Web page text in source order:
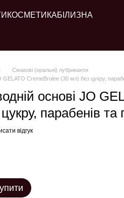
КОСМЕТИКАБІЛИЗНА
Смакові (оральні) лубриканти
GELATO CremeBrulee (30 мл) без цукру,
основі JO
парабенів та
відгук